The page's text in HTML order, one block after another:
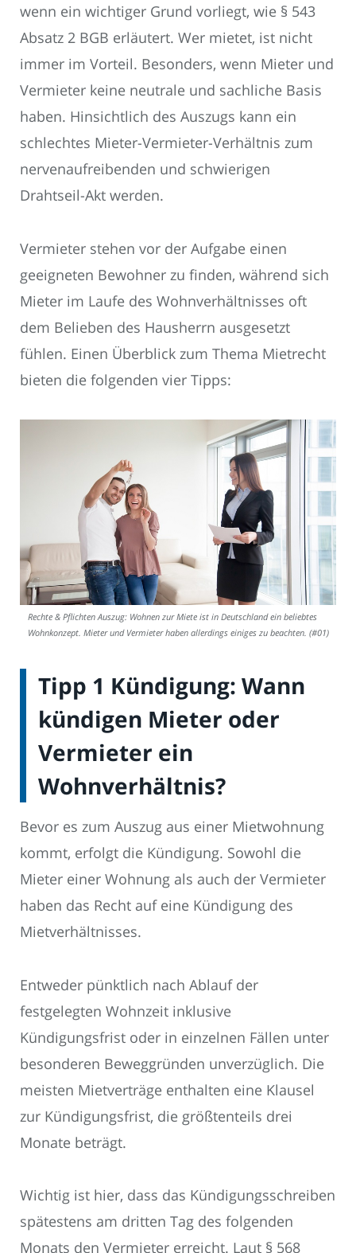
wenn ein wichtiger Grund vorliegt, wie § 543
Absatz 2 BGB erläutert. Wer mietet, ist nicht
immer im Vorteil. Besonders, wenn Mieter und
Vermieter keine neutrale und sachliche Basis
haben. Hinsichtlich des Auszugs kann ein
schlechtes Mieter-Vermieter-Verhältnis zum
nervenaufreibenden und schwierigen
Drahtseil-Akt werden.
Vermieter stehen vor der Aufgabe einen
geeigneten Bewohner zu finden, während sich
Mieter im Laufe des Wohnverhältnisses oft
dem Belieben des Hausherrn ausgesetzt
fühlen. Einen Überblick zum Thema Mietrecht
bieten die folgenden vier Tipps:
Rechte & Pflichten Auszug: Wohnen zur Miete ist in Deutschland ein beliebtes
Wohnkonzept. Mieter und Vermieter haben allerdings einiges zu beachten. (#01)
Tipp 1 Kündigung: Wann
kündigen Mieter oder
Vermieter ein
Wohnverhältnis?
Bevor es zum Auszug aus einer Mietwohnung
kommt, erfolgt die Kündigung. Sowohl die
Mieter einer Wohnung als auch der Vermieter
haben das Recht auf eine Kündigung des
Mietverhältnisses.
Entweder pünktlich nach Ablauf der
festgelegten Wohnzeit inklusive
Kündigungsfrist oder in einzelnen Fällen unter
besonderen Beweggründen unverzüglich. Die
meisten Mietverträge enthalten eine Klausel
zur Kündigungsfrist, die größtenteils drei
Monate beträgt.
Wichtig ist hier, dass das Kündigungsschreiben
spätestens am dritten Tag des folgenden
Monats den Vermieter erreicht. Laut § 568